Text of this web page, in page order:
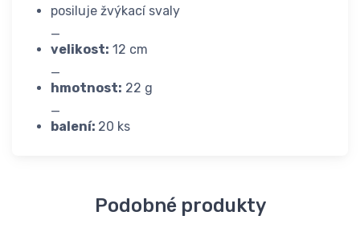
posiluje žvýkací svaly
_
velikost: 12 cm
_
hmotnost: 22 g
_
balení: 20 ks
Podobné produkty